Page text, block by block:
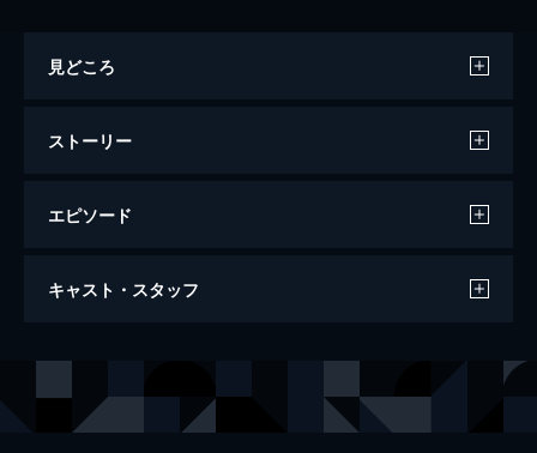
見どころ
ストーリー
エピソード
ラ・ラ・ランド
キャスト・スタッフ
ミア エマ・ストーン